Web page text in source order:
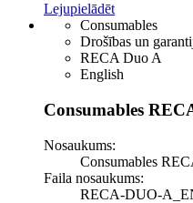
Lejupielādēt
Consumables
Drošības un
RECA Duo A
English
Consumables
Nosaukums:
Consumables
Faila nosaukums:
RECA-DUO-